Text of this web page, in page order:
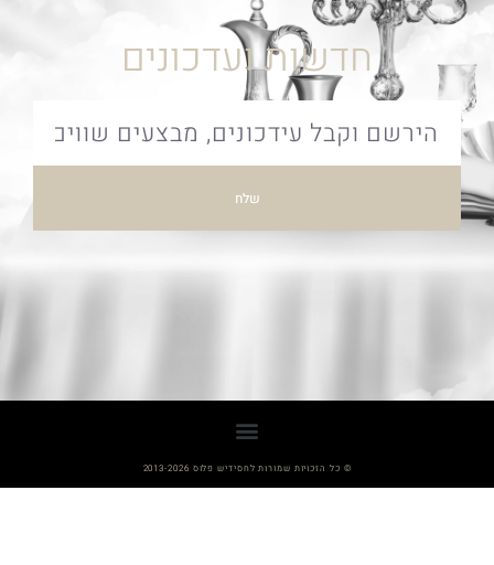
חדשות ועדכונים
שלח
© כל הזכויות שמורות לחסידיש פלוס 2013-2026